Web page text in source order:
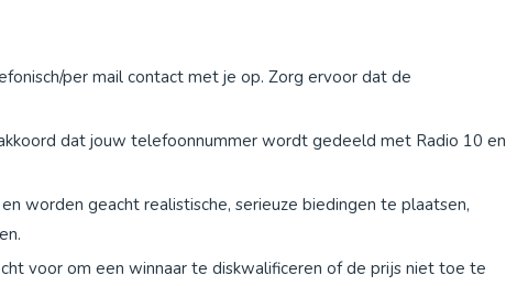
per mail contact met je op. Zorg ervoor dat de
dat jouw telefoonnummer wordt gedeeld met Radio 10 en
worden geacht realistische, serieuze biedingen te plaatsen,
voor om een winnaar te diskwalificeren of de prijs niet toe te